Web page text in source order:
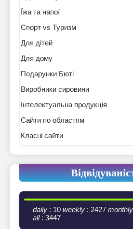
Їжа та напої
Спорт vs Туризм
Для дітей
Для дому
Подарунки Бюті
Виробники сировини
Інтелектуальна продукція
Сайти по областям
Класні сайти
daily : 10 weekly : 2427 monthly
all: 3447